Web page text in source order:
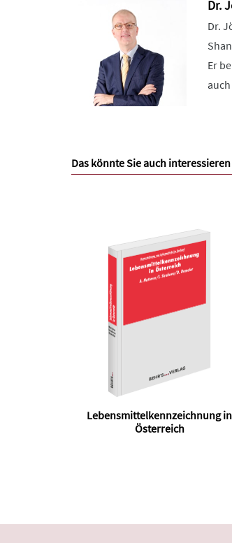
Dr.
Dr.
Er
Das könnte Sie auch interessieren
Lebensmittelkennzeichnung in
Österreich